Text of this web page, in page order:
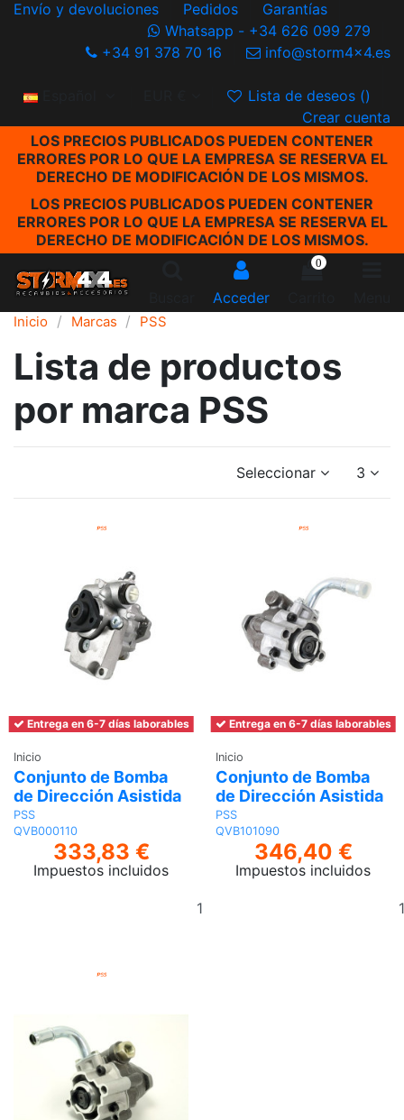
Envío y devoluciones Pedidos
Garantías
Whatsapp - +34 626 099 279
+34 91 378 70 16
info@storm4x4.es
Español Lista de deseos ()
Crear cuenta
LOS PRECIOS PUBLICADOS PUEDEN CONTENER
ERRORES POR LO QUE LA EMPRESA SE RESERVA EL
DERECHO DE MODIFICACIÓN DE LOS MISMOS.
LOS PRECIOS PUBLICADOS PUEDEN CONTENER
ERRORES POR LO QUE LA EMPRESA SE RESERVA EL
DERECHO DE MODIFICACIÓN DE LOS MISMOS.
Acceder
0
Inicio Marcas PSS
Lista de productos
por marca PSS
Seleccionar 3
Entrega en 6-7 días laborables
Inicio
Conjunto de Bomba
de Dirección Asistida
PSS
QVB000110
333,83 €
Impuestos incluidos
Entrega en 6-7 días laborables
Inicio
Conjunto de Bomba
de Dirección Asistida
PSS
QVB101090
346,40 €
Impuestos incluidos